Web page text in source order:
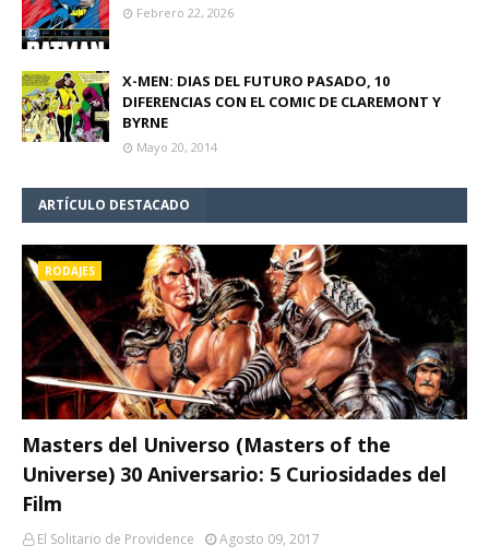
Febrero 22, 2026
X-MEN: DIAS DEL FUTURO PASADO, 10
DIFERENCIAS CON EL COMIC DE CLAREMONT Y
BYRNE
Mayo 20, 2014
ARTÍCULO DESTACADO
RODAJES
Masters del Universo (Masters of the
Universe) 30 Aniversario: 5 Curiosidades del
Film
El Solitario de Providence
Agosto 09, 2017